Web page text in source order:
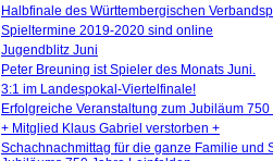
Halbfinale des Württembergischen
Spieltermine 2019-2020 sind online
Jugendblitz Juni
Peter Breuning ist Spieler des Monats Juni.
3:1 im Landespokal-Viertelfinale!
Erfolgreiche Veranstaltung zum Jubiläum
+ Mitglied Klaus Gabriel verstorben +
Schachnachmittag für die ganze Familie und